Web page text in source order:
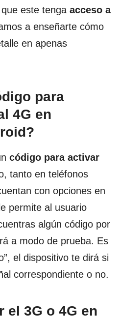
este tenga acceso a
a enseñarte cómo
en apenas
para
4G en
código para activar
tanto en teléfonos
con opciones en
permite al usuario
algún código por
a modo de prueba. Es
el dispositivo te dirá si
correspondiente o no.
el 3G o 4G en